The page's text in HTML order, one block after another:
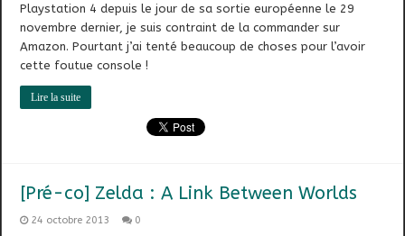
Playstation 4 depuis le jour de sa sortie européenne le 29
novembre dernier, je suis contraint de la commander sur
Amazon. Pourtant j’ai tenté beaucoup de choses pour l’avoir
cette foutue console !
Lire la suite
[Pré-co] Zelda : A Link Between Worlds
24 octobre 2013 0